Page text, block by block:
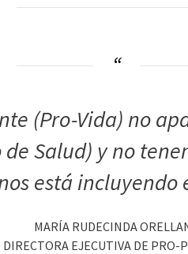
(Pro-Vida) no
Salud) y no
está incluyendo
MARÍA RUDECINDA
DIRECTORA EJECUTIVA DE PRO-